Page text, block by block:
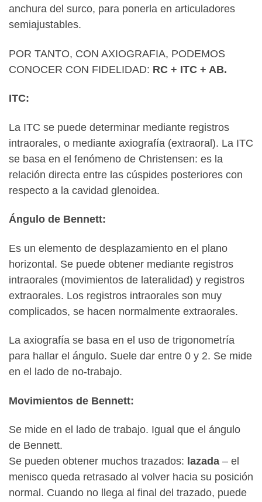
anchura del surco, para ponerla en articuladores
semiajustables.
POR TANTO, CON AXIOGRAFIA, PODEMOS
CONOCER CON FIDELIDAD: RC + ITC + AB.
ITC:
La ITC se puede determinar mediante registros
intraorales, o mediante axiografía (extraoral). La ITC
se basa en el fenómeno de Christensen: es la
relación directa entre las cúspides posteriores con
respecto a la cavidad glenoidea.
Ángulo de Bennett:
Es un elemento de desplazamiento en el plano
horizontal. Se puede obtener mediante registros
intraorales (movimientos de lateralidad) y registros
extraorales. Los registros intraorales son muy
complicados, se hacen normalmente extraorales.
La axiografía se basa en el uso de trigonometría
para hallar el ángulo. Suele dar entre 0 y 2. Se mide
en el lado de no-trabajo.
Movimientos de Bennett:
Se mide en el lado de trabajo. Igual que el ángulo
de Bennett.
Se pueden obtener muchos trazados: lazada – el
menisco queda retrasado al volver hacia su posición
normal. Cuando no llega al final del trazado, puede